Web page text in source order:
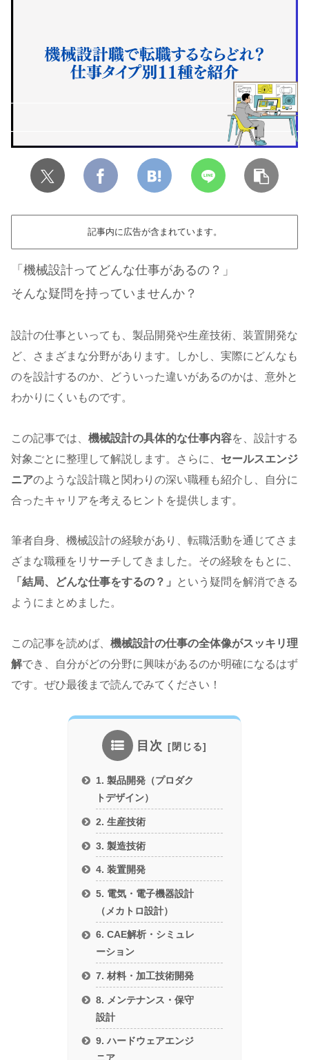
記事内に広告が含まれています。
「機械設計ってどんな仕事があるの？」
そんな疑問を持っていませんか？
設計の仕事といっても、製品開発や生産技術、装置開発な
ど、さまざまな分野があります。しかし、実際にどんなも
のを設計するのか、どういった違いがあるのかは、意外と
わかりにくいものです。
この記事では、 機械設計の具体的な仕事内容を、設計する
対象ごとに整理して解説します。さらに、 セールスエンジ
ニアのような設計職と関わりの深い職種も紹介し、自分に
合ったキャリアを考えるヒントを提供します。
筆者自身、機械設計の経験があり、転職活動を通じてさま
ざまな職種をリサーチしてきました。その経験をもとに、
「結局、どんな仕事をするの？」
という疑問を解消できる
ようにまとめました。
この記事を読めば、 機械設計の仕事の全体像がスッキリ理
解でき、自分がどの分野に興味があるのか明確になるはず
です。ぜひ最後まで読んでみてください！
目次
1. 製品開発（プロダク
トデザイン）
2. 生産技術
3. 製造技術
4. 装置開発
5. 電気・電子機器設計
（メカトロ設計）
6. CAE解析・シミュレ
ーション
7. 材料・加工技術開発
8. メンテナンス・保守
設計
9. ハードウェアエンジ